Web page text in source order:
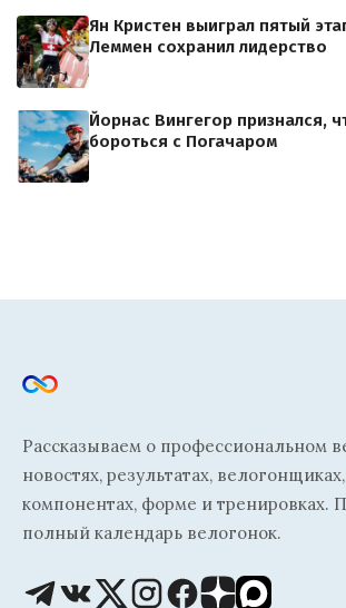
Ян Кристен выиграл пятый
Леммен сохранил лидерство
Йорнас Вингегор признался,
бороться с Погачаром
Рассказываем о профессиональном
новостях, результатах,
компонентах, форме и тренировках.
полный календарь велогонок.